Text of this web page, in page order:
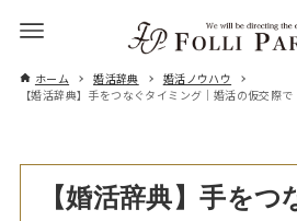
ホーム 婚活辞典
婚活ノウハウ
【婚活辞典】手を